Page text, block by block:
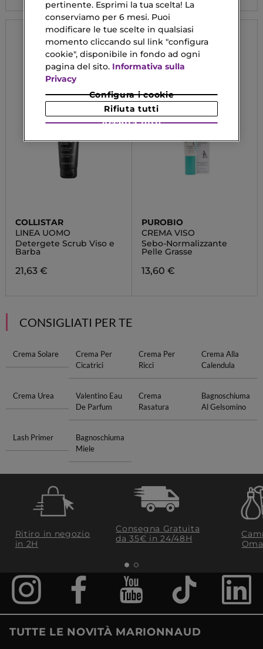
COLLISTAR
LINEA UOMO
Detergete Scrub Viso e
Barba
21,63 €
PUROBIO
CREMA VISO
Sebo-Normalizzante
Pelle Grasse
13,60 €
CONSIGLIATI PER TE
Crema Solare
Crema Per
Cicatrici
Crema Per
Ricci
Crema Alla
Calendula
Crema Urea
Valentino Eau
De Parfum
Crema
Rasatura
Bagnoschiuma
Al Gelsomino
Lash Primer
Bagnoschiuma
Miele
Ritiro in negozio
in 2H
Consegna Gratuita
da 35€​ in 24/48H
TUTTE LE NOVITÀ MARIONNAUD
pertinente. Esprimi la tua scelta! La
conserviamo per 6 mesi. Puoi
modificare le tue scelte in qualsiasi
momento cliccando sul link "configura
cookie", disponibile in fondo ad ogni
pagina del sito. Informativa sulla
Privacy
Configura i cookie
Rifiuta tutti
Accetta tutti